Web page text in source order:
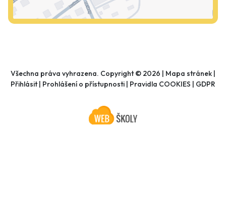
Všechna práva vyhrazena. Copyright © 2026 | Mapa stránek |
Přihlásit| Prohlášení o přístupnosti | Pravidla COOKIES | GDPR